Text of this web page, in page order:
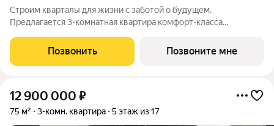
Строим кварталы для жизни с заботой о будущем.
Предлагается 3-комнатная квартира комфорт-класса
этаже, в жилом комплексе "Томилино Парк".Квартира
комплекса на выбор: может быть как с отделкой,
Позвонить Позвоните мне
12 900 000 ₽
75 м² 3-комн. квартира 5 этаж из 17